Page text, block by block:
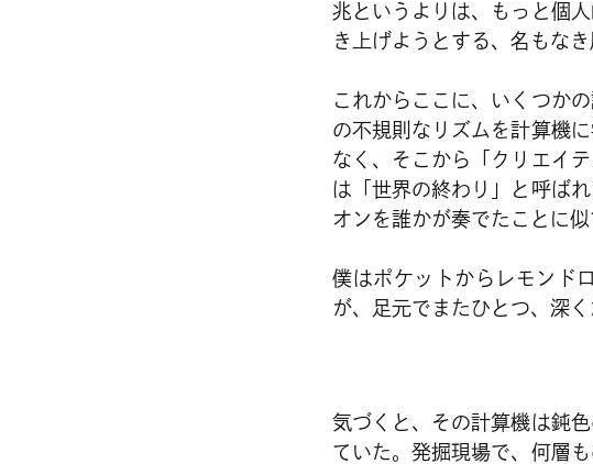
兆というよりは、もっと個
き上げようとする、名もなき
これからここに、いくつか
の不規則なリズムを計算機
なく、そこから「クリエイ
は「世界の終わり」と呼ば
オンを誰かが奏でたことに
僕はポケットからレモンド
が、足元でまたひとつ、深く
気づくと、その計算機は鈍
ていた。発掘現場で、何層